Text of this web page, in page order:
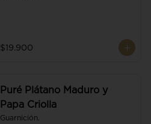
$19.900
Puré Plátano Maduro y
Papa Criolla
Guarnición.